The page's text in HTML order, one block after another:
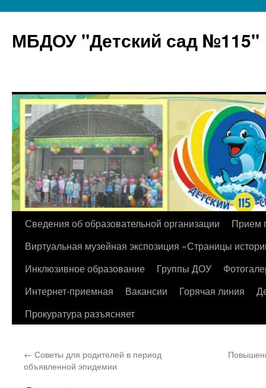
МБДОУ "Детский сад №115"
Перейти
содержимому
Сведения об образовательной организации
Прием
Виртуальная музейная экспозиция «Страницы
Инклюзивное образование
Группы ДОУ
Интернет-приемная
Вакансии Горячая линия
Прокуратура разъясняет
← Советы для родителей в период
объявленной эпидемии